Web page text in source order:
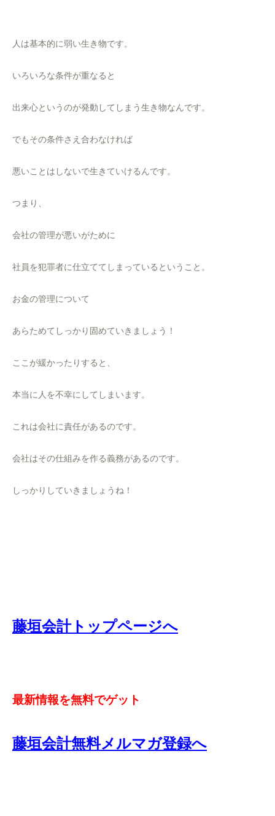
人は基本的に弱い生き物です。
いろいろな条件が重なると
出来心というのが発動してしまう生き物なんです。
でもその条件さえ合わなければ
悪いことはしないで生きていけるんです。
つまり、
会社の管理が悪いがために
社員を犯罪者に仕立ててしまっているということ。
お金の管理について
あらためてしっかり固めていきましょう！
ここが緩かったりすると、
本当に人を不幸にしてしまいます。
これは会社に責任があるのです。
会社はその仕組みを作る義務があるのです。
しっかりしていきましょうね！
藤垣会計トップページへ
最新情報を無料でゲット
藤垣会計無料メルマガ登録へ